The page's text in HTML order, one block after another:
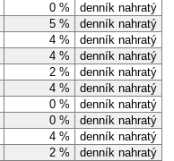
0 %
denník nahratý
5 %
denník nahratý
4 %
denník nahratý
4 %
denník nahratý
2 %
denník nahratý
4 %
denník nahratý
0 %
denník nahratý
0 %
denník nahratý
4 %
denník nahratý
2 %
denník nahratý